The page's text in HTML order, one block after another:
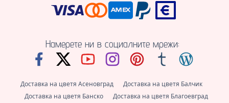
Намерете ни в социалните мрежи:
Доставка на цветя Асеновград
Доставка на цветя Балчик
Доставка на цветя Банско
Доставка на цветя Благоевград